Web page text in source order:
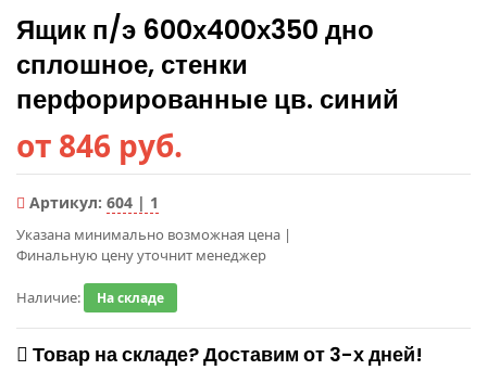
Ящик п/э 600х400х350 дно
сплошное, стенки
перфорированные цв. синий
от 846 руб.
Артикул: 604 | 1
Указана минимально возможная цена |
Финальную цену уточнит менеджер
Наличие: На складе
Товар на складе? Доставим от 3-х дней!